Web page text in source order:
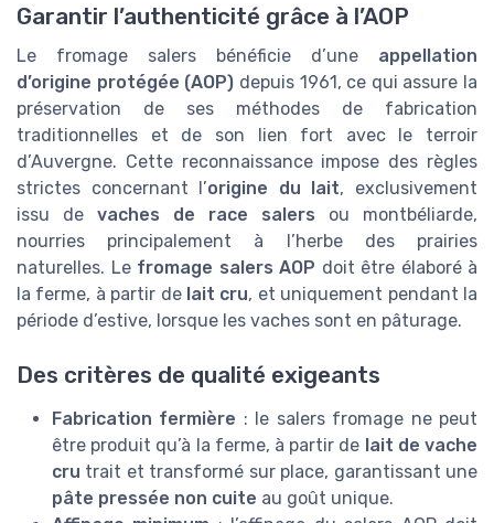
Garantir l’authenticité grâce à l’AOP
Le fromage salers bénéficie d’une appellation
d’origine protégée (AOP) depuis 1961, ce qui assure la
préservation de ses méthodes de fabrication
traditionnelles et de son lien fort avec le terroir
d’Auvergne. Cette reconnaissance impose des règles
strictes concernant l’origine du lait, exclusivement
issu de vaches de race salers ou montbéliarde,
nourries principalement à l’herbe des prairies
naturelles. Le fromage salers AOP doit être élaboré à
la ferme, à partir de lait cru, et uniquement pendant la
période d’estive, lorsque les vaches sont en pâturage.
Des critères de qualité exigeants
Fabrication fermière : le salers fromage ne peut
être produit qu’à la ferme, à partir de lait de vache
cru trait et transformé sur place, garantissant une
pâte pressée non cuite au goût unique.